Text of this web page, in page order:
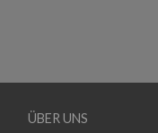
ÜBER UNS